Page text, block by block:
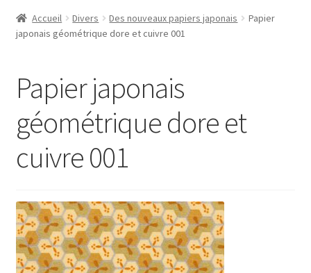
A propos
Accueil Divers Des nouveaux papiers japonais
Papier
japonais géométrique dore et cuivre 001
Papier japonais
géométrique dore et
cuivre 001